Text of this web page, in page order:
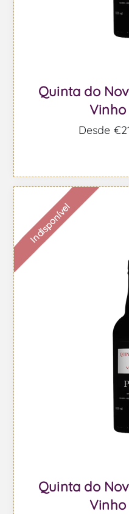
Quinta do
Desde
Indisponível
Quinta do